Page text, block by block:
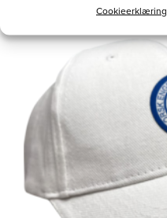
Cookieerklæring